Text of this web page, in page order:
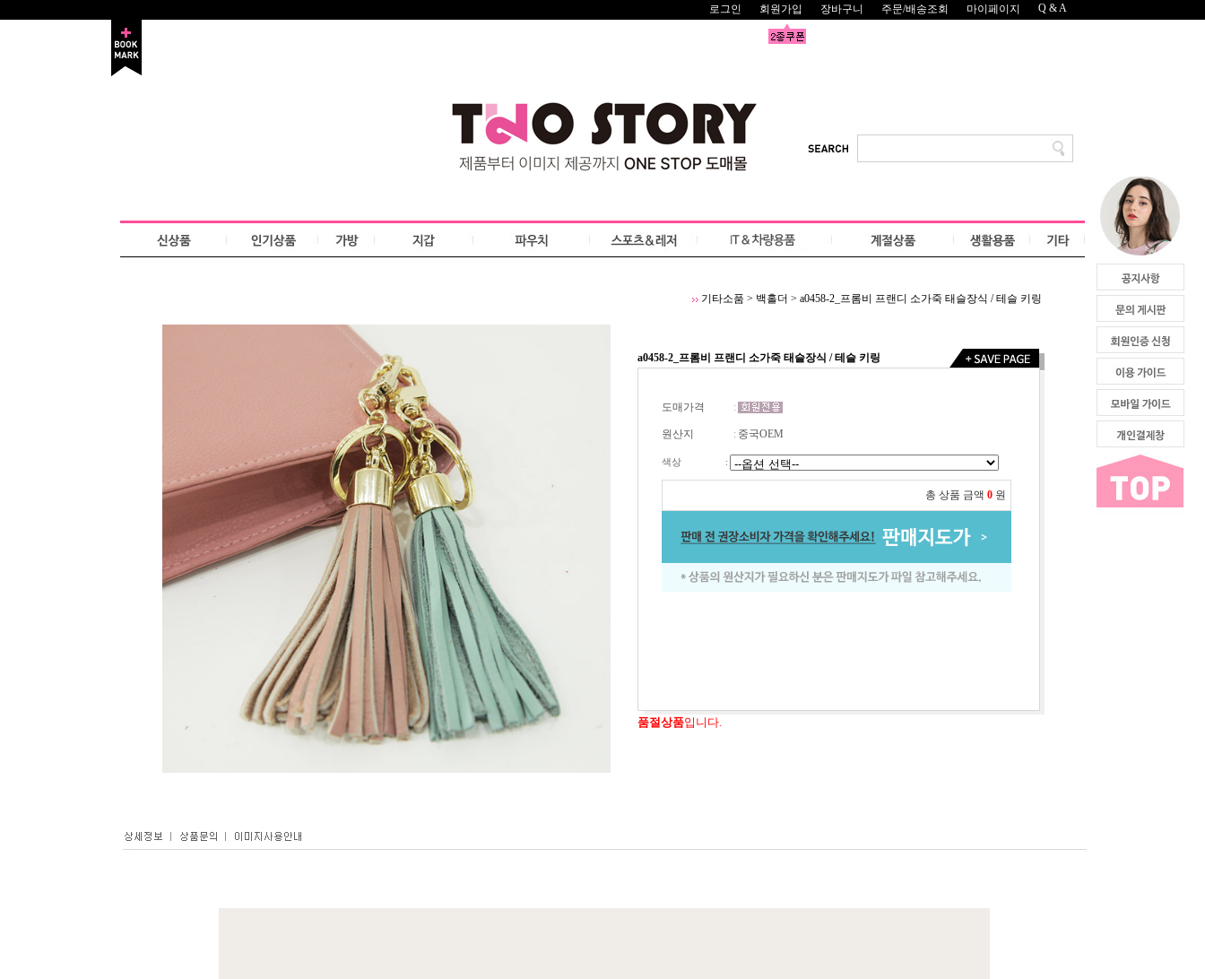
로그인 회원가입 장바구니 주문/배송조회 마이페이지 Q & A
기타소품 > 백홀더 > a0458-2_프롬비 프랜디 소가죽 태슬장식 / 테슬 키링
a0458-2_프롬비 프랜디 소가죽 태슬장식 / 테슬 키링
도매가격 :
원산지 : 중국OEM
색상 :
총 상품 금액 0 원
품절상품입니다.